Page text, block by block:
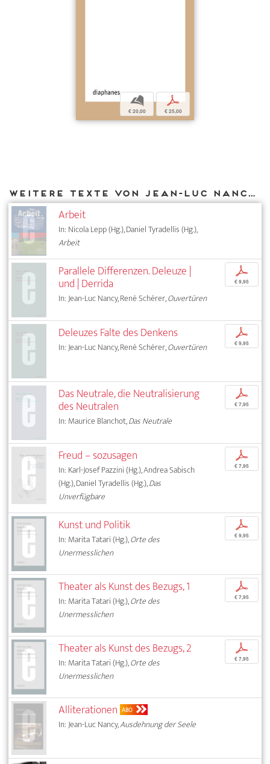
b
€ 20,00
p
€ 25,00
Weitere Texte von Jean-Luc Nancy bei DIAPHANES
Arbeit
In: Nicola Lepp (Hg.), Daniel Tyradellis (Hg.),
Arbeit
Parallele Differenzen. Deleuze |
und | Derrida
In: Jean-Luc Nancy, René Schérer,Ouvertüren
p
€ 9,95
Deleuzes Falte des Denkens
In: Jean-Luc Nancy, René Schérer,Ouvertüren
p
€ 9,95
Das Neutrale, die Neutralisierung
des Neutralen
In: Maurice Blanchot,Das Neutrale
p
€ 7,95
Freud – sozusagen
In: Karl-Josef Pazzini (Hg.), Andrea Sabisch
(Hg.), Daniel Tyradellis (Hg.),Das
Unverfügbare
p
€ 7,95
Kunst und Politik
In: Marita Tatari (Hg.),Orte des
Unermesslichen
p
€ 9,95
Theater als Kunst des Bezugs, 1
In: Marita Tatari (Hg.),Orte des
Unermesslichen
p
€ 7,95
Theater als Kunst des Bezugs, 2
In: Marita Tatari (Hg.),Orte des
Unermesslichen
p
€ 7,95
Alliterationen ABO
In: Jean-Luc Nancy,Ausdehnung der Seele